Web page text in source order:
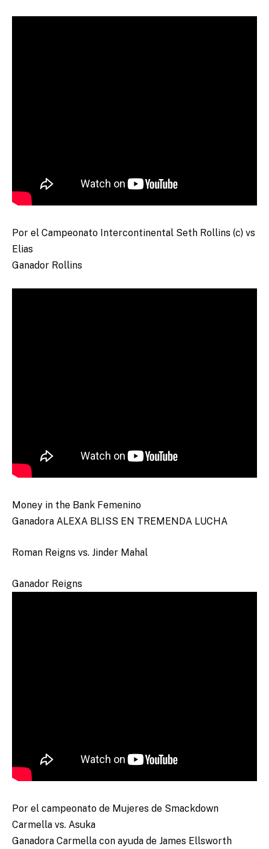
Por el Campeonato Intercontinental Seth Rollins (c) vs
Elias
Ganador Rollins
Money in the Bank Femenino
Ganadora ALEXA BLISS EN TREMENDA LUCHA
Roman Reigns vs. Jinder Mahal
Ganador Reigns
Por el campeonato de Mujeres de Smackdown
Carmella vs. Asuka
Ganadora Carmella con ayuda de James Ellsworth